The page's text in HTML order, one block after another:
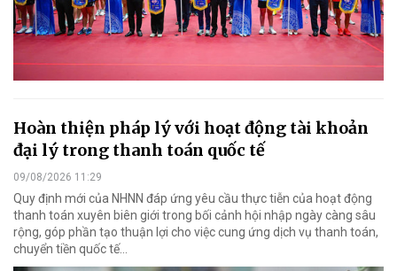
Hoàn thiện pháp lý với hoạt động tài khoản
đại lý trong thanh toán quốc tế
09/08/2026 11:29
Quy định mới của NHNN đáp ứng yêu cầu thực tiễn của hoạt động
thanh toán xuyên biên giới trong bối cảnh hội nhập ngày càng sâu
rộng, góp phần tạo thuận lợi cho việc cung ứng dịch vụ thanh toán,
chuyển tiền quốc tế...